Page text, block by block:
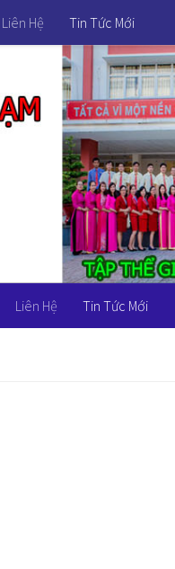
Liên Hệ Tin Tức Mới
Liên Hệ Tin Tức Mới